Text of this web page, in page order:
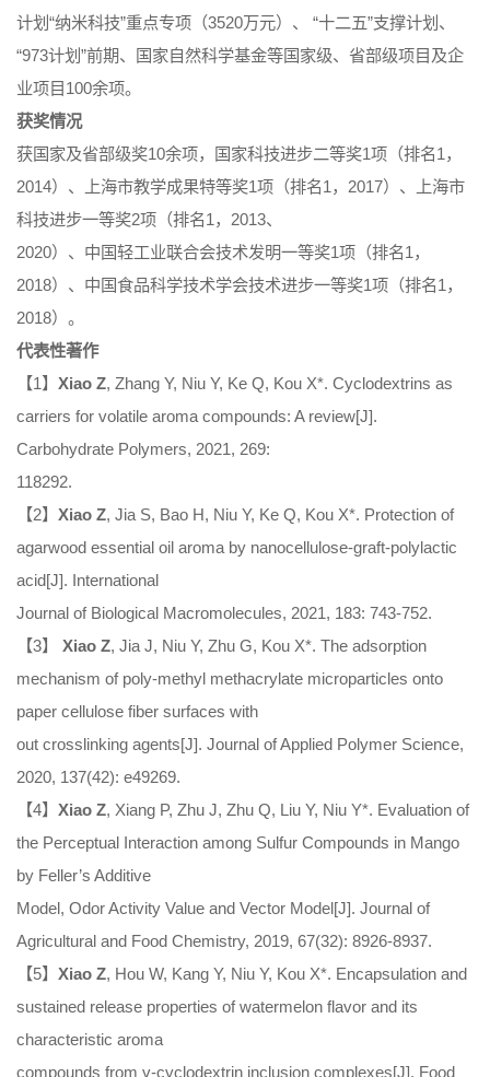
计划“纳米科技”重点专项（3520万元）、 “十二五”支撑计划、
“973计划”前期、国家自然科学基金等国家级、省部级项目及企
业项目100余项。
获奖情况
获国家及省部级奖10余项，国家科技进步二等奖1项（排名1，
2014）、上海市教学成果特等奖1项（排名1，2017）、上海市
科技进步一等奖2项（排名1，2013、
2020）、中国轻工业联合会技术发明一等奖1项（排名1，
2018）、中国食品科学技术学会技术进步一等奖1项（排名1，
2018）。
代表性著作
【1】 Xiao Z, Zhang Y, Niu Y, Ke Q, Kou X*. Cyclodextrins as
carriers for volatile aroma compounds: A review[J].
Carbohydrate Polymers, 2021, 269:
118292.
【2】 Xiao Z, Jia S, Bao H, Niu Y, Ke Q, Kou X*. Protection of
agarwood essential oil aroma by nanocellulose-graft-polylactic
acid[J]. International
Journal of Biological Macromolecules, 2021, 183: 743-752.
【3】 Xiao Z, Jia J, Niu Y, Zhu G, Kou X*. The adsorption
mechanism of poly-methyl methacrylate microparticles onto
paper cellulose fiber surfaces with
out crosslinking agents[J]. Journal of Applied Polymer Science,
2020, 137(42): e49269.
【4】 Xiao Z, Xiang P, Zhu J, Zhu Q, Liu Y, Niu Y*. Evaluation of
the Perceptual Interaction among Sulfur Compounds in Mango
by Feller’s Additive
Model, Odor Activity Value and Vector Model[J]. Journal of
Agricultural and Food Chemistry, 2019, 67(32): 8926-8937.
【5】 Xiao Z, Hou W, Kang Y, Niu Y, Kou X*. Encapsulation and
sustained release properties of watermelon flavor and its
characteristic aroma
compounds from γ-cyclodextrin inclusion complexes[J]. Food